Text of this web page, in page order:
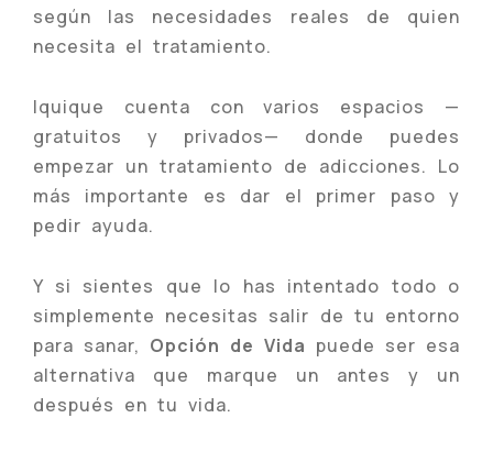
según las necesidades reales de quien
necesita el tratamiento.
Iquique cuenta con varios espacios —
gratuitos y privados— donde puedes
empezar un tratamiento de adicciones. Lo
más importante es dar el primer paso y
pedir ayuda.
Y si sientes que lo has intentado todo o
simplemente necesitas salir de tu entorno
para sanar, Opción de Vida puede ser esa
alternativa que marque un antes y un
después en tu vida.